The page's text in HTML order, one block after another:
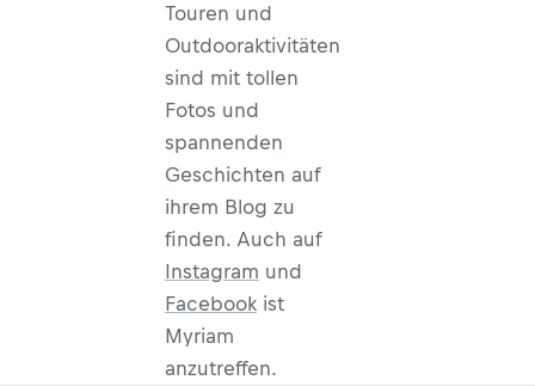
Touren und
Outdooraktivitäten
sind mit tollen
Fotos und
spannenden
Geschichten auf
ihrem Blog zu
finden. Auch auf
Instagram und
Facebook ist
Myriam
anzutreffen.